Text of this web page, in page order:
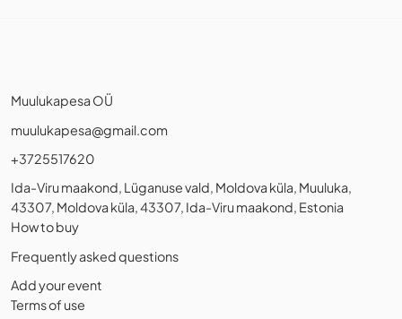
Muulukapesa OÜ
muulukapesa@gmail.com
+3725517620
Ida-Viru maakond, Lüganuse vald, Moldova küla, Muuluka,
43307, Moldova küla, 43307, Ida-Viru maakond, Estonia
How to buy
Frequently asked questions
Add your event
Terms of use